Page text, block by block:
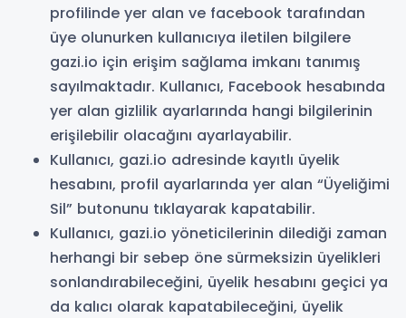
profilinde yer alan ve facebook tarafından
üye olunurken kullanıcıya iletilen bilgilere
gazi.io için erişim sağlama imkanı tanımış
sayılmaktadır. Kullanıcı, Facebook hesabında
yer alan gizlilik ayarlarında hangi bilgilerinin
erişilebilir olacağını ayarlayabilir.
Kullanıcı, gazi.io adresinde kayıtlı üyelik
hesabını, profil ayarlarında yer alan “Üyeliğimi
Sil” butonunu tıklayarak kapatabilir.
Kullanıcı, gazi.io yöneticilerinin dilediği zaman
herhangi bir sebep öne sürmeksizin üyelikleri
sonlandırabileceğini, üyelik hesabını geçici ya
da kalıcı olarak kapatabileceğini, üyelik